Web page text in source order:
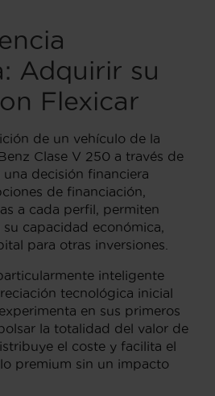
Adquirir su
Flexicar
de un vehículo de la
Clase V 250 a través de
decisión financiera
de financiación,
a cada perfil, permiten
su capacidad económica,
para otras inversiones.
inteligente
tecnológica inicial
en sus primeros
la totalidad del valor de
el coste y facilita el
premium sin un impacto